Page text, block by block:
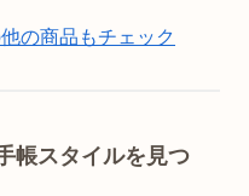
の商品もチェック
帳スタイルを見つ